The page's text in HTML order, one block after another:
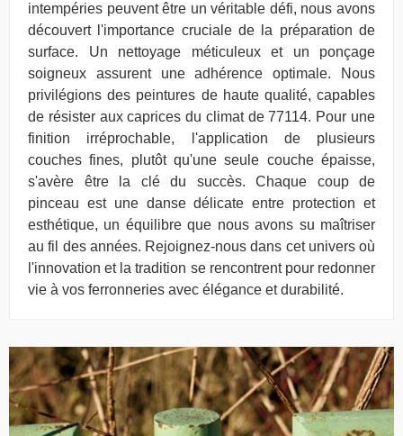
intempéries peuvent être un véritable défi, nous avons
découvert l'importance cruciale de la préparation de
surface. Un nettoyage méticuleux et un ponçage
soigneux assurent une adhérence optimale. Nous
privilégions des peintures de haute qualité, capables
de résister aux caprices du climat de 77114. Pour une
finition irréprochable, l'application de plusieurs
couches fines, plutôt qu'une seule couche épaisse,
s'avère être la clé du succès. Chaque coup de
pinceau est une danse délicate entre protection et
esthétique, un équilibre que nous avons su maîtriser
au fil des années. Rejoignez-nous dans cet univers où
l'innovation et la tradition se rencontrent pour redonner
vie à vos ferronneries avec élégance et durabilité.